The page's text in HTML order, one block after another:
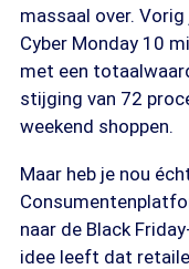
massaal over.
Cyber Monday 10
met een
stijging van 72
weekend shoppen.
Maar heb je nou
naar de Black
idee leeft dat